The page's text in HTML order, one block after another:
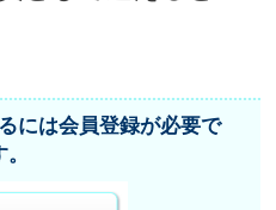
には会員登録が必要で